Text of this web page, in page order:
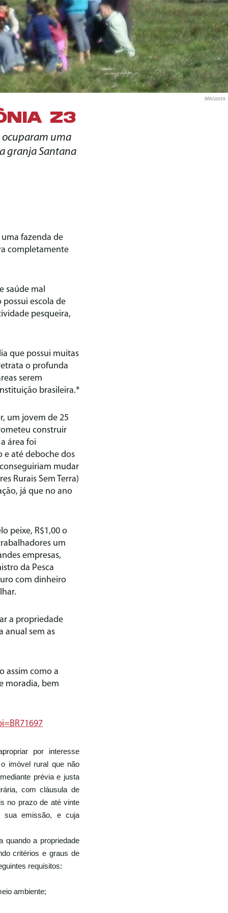
IMAG0039
Z3
ocuparam uma
granja Santana
fazenda de
completamente
saúde mal
escola de
pesqueira,
que possui muitas
o profunda
serem
brasileira.*
um jovem de 25
construir
área foi
e até deboche dos
mudar
Rurais Sem Terra)
já que no ano
peixe, R$1,00 o
um
empresas,
da Pesca
com dinheiro
a propriedade
anual sem as
assim como a
moradia, bem
por interesse
imóvel rural que não
prévia e justa
com cláusula de
no prazo de até vinte
sua emissão, e cuja
quando a propriedade
critérios e graus de
requisitos:
ambiente;